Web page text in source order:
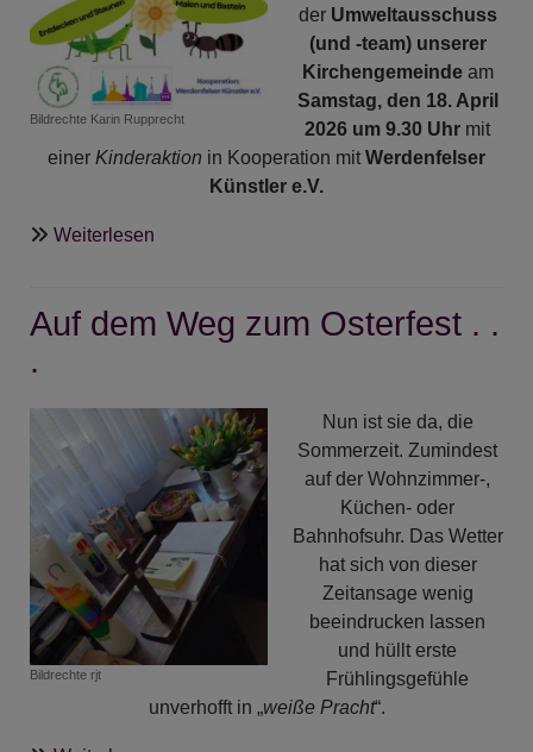
Bildrechte Karin Rupprecht
der Umweltausschuss
(und -team) unserer
Kirchengemeindeam
Samstag, den 18. April
2026 um 9.30 Uhr mit
einer Kinderaktion in Kooperation mit Werdenfelser
Künstler e.V.
Weiterlesen
"Klimafrühling"
Auf dem Weg zum Osterfest . .
.
Bildrechte rjt
Nun ist sie da, die
Sommerzeit. Zumindest
auf der Wohnzimmer-,
Küchen- oder
Bahnhofsuhr. Das Wetter
hat sich von dieser
Zeitansage wenig
beeindrucken lassen
und hüllt erste
Frühlingsgefühle
unverhofft in „weiße Pracht“.